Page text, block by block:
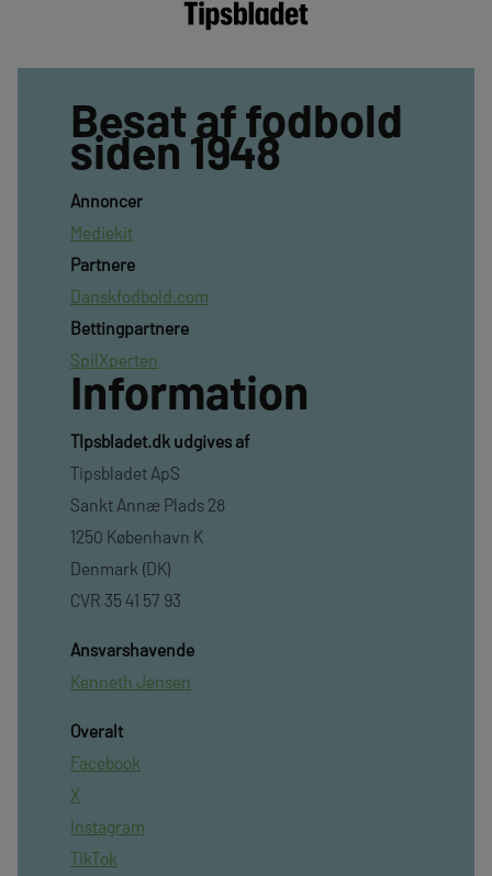
Besat af fodbold
siden 1948
Annoncer
Mediekit
Partnere
Danskfodbold.com
Bettingpartnere
SpilXperten
Information
TIpsbladet.dk udgives af
Tipsbladet ApS
Sankt Annæ Plads 28
1250 København K
Denmark (DK)
CVR 35 41 57 93
Ansvarshavende
Kenneth Jensen
Overalt
Facebook
X
Instagram
TikTok